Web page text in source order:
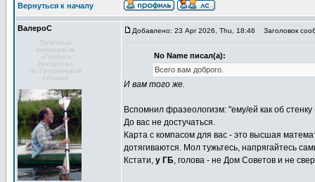
Вернуться к началу
ВалероС
Почётный
веломаньяк
«Глобуса
Беларуси»
по Гродненской
области
Добавлено: 23 Apr 2026, Thu, 18:46 Заголовок
No Name писал(а):
Всего вам доброго.
И вам того же.
Вспомнил фразеологизм: "ему/ей как об
До вас не достучаться.
Карта с компасом для вас - это высшая
дотягиваются. Мол тужьтесь, напрягайтесь
Кстати, у ГБ, голова - не Дом Советов и не